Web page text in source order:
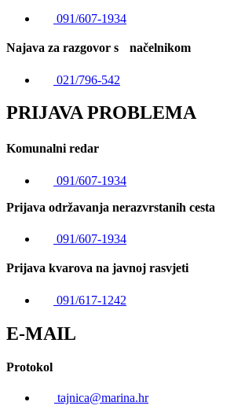
091/607-1934
Najava za razgovor s načelnikom
021/796-542
PRIJAVA PROBLEMA
Komunalni redar
091/607-1934
Prijava održavanja nerazvrstanih cesta
091/607-1934
Prijava kvarova na javnoj rasvjeti
091/617-1242
E-MAIL
Protokol
tajnica@marina.hr